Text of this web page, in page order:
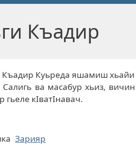
Къадир
Къадир Куьреда яшамиш
Салигь ва масабур хьиз,
гьеле кIватIнавач.
Зарияр